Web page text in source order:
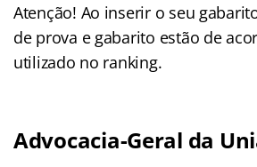
Atenção! Ao inserir o seu
de prova e gabarito estão de
utilizado no ranking.
Advocacia-Geral da